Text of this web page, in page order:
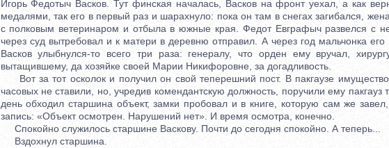
Игорь Федотыч Васков. Тут финская началась, Васков на фронт уехал, а как
медалями, так его в первый раз и шарахнуло: пока он там в снегах загибался,
с полковым ветеринаром и отбыла в южные края. Федот Евграфыч развелся с
через суд вытребовал и к матери в деревню отправил. А через год мальчонка
Васков улыбнулся-то всего три раза: генералу, что орден ему вручал,
вытащившему, да хозяйке своей Марии Никифоровне, за догадливость.
Вот за тот осколок и получил он свой теперешний пост. В пакгаузе имущество
часовых не ставили, но, учредив комендантскую должность, поручили ему пакгауз
день обходил старшина объект, замки пробовал и в книге, которую сам же
запись: «Объект осмотрен. Нарушений нет». И время осмотра, конечно.
Спокойно служилось старшине Васкову. Почти до сегодня спокойно. А теперь...
Вздохнул старшина.